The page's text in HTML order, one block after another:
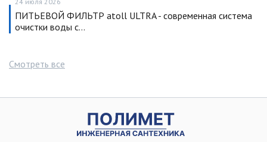
ПИТЬЕВОЙ ФИЛЬТР atoll ULTRA - современная система
очистки воды с…
Смотреть все